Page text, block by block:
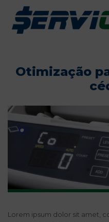
Otimização
Lorem ipsum dolor sit amet,